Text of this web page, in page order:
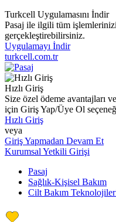
Turkcell Uygulamasını İndir
Pasaj ile ilgili tüm
gerçekleştirebilirsiniz.
Uygulamayı İndir
turkcell.com.tr
Hızlı Giriş
Size özel ödeme avantajları
için Giriş Yap/Üye Ol
Hızlı Giriş
veya
Giriş Yapmadan Devam Et
Kurumsal Yetkili Girişi
Pasaj
Sağlık-Kişisel Bakım
Cilt Bakım